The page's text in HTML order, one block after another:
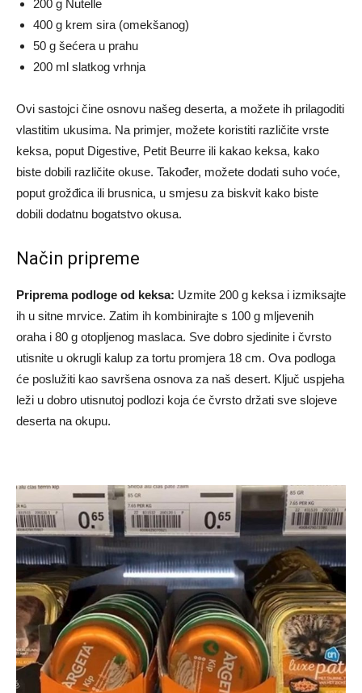
200 g Nutelle
400 g krem sira (omekšanog)
50 g šećera u prahu
200 ml slatkog vrhnja
Ovi sastojci čine osnovu našeg deserta, a možete ih prilagoditi
vlastitim ukusima. Na primjer, možete koristiti različite vrste
keksa, poput Digestive, Petit Beurre ili kakao keksa, kako
biste dobili različite okuse. Također, možete dodati suho voće,
poput grožđica ili brusnica, u smjesu za biskvit kako biste
dobili dodatnu bogatstvo okusa.
Način pripreme
Priprema podloge od keksa: Uzmite 200 g keksa i izmiksajte
ih u sitne mrvice. Zatim ih kombinirajte s 100 g mljevenih
oraha i 80 g otopljenog maslaca. Sve dobro sjedinite i čvrsto
utisnite u okrugli kalup za tortu promjera 18 cm. Ova podloga
će poslužiti kao savršena osnova za naš desert. Ključ uspjeha
leži u dobro utisnutoj podlozi koja će čvrsto držati sve slojeve
deserta na okupu.